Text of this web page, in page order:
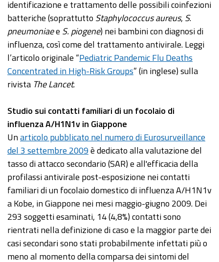
identificazione e trattamento delle possibili coinfezioni
batteriche (soprattutto Staphylococcus aureus, S.
pneumoniaee S. piogene) nei bambini con diagnosi di
influenza, così come del trattamento antivirale. Leggi
l’articolo originale “Pediatric Pandemic Flu Deaths
Concentrated in High-Risk Groups” (in inglese) sulla
rivista The Lancet.
Studio sui contatti familiari di un focolaio di
influenza A/H1N1v in Giappone
Unarticolo pubblicato nel numero di Eurosurveillance
del 3 settembre 2009è dedicato alla valutazione del
tasso di attacco secondario (SAR) e all'efficacia della
profilassi antivirale post-esposizione nei contatti
familiari di un focolaio domestico di influenza A/H1N1v
a Kobe, in Giappone nei mesi maggio-giugno 2009. Dei
293 soggetti esaminati, 14 (4,8%) contatti sono
rientrati nella definizione di caso e la maggior parte dei
casi secondari sono stati probabilmente infettati più o
meno al momento della comparsa dei sintomi del